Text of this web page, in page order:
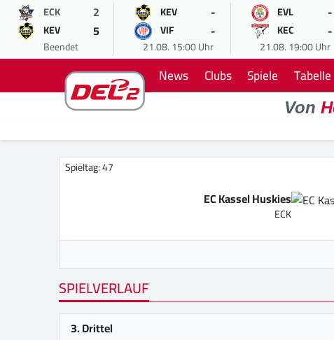
ECK 2
KEV 5
Beendet
KEV -
VIF -
21.08. 15:00 Uhr
EVL -
KEC -
21.08. 19:00 Uhr
News Clubs Spiele Tabelle
Von
Spieltag: 47
EC Kassel Huskies
ECK
SPIELVERLAUF
3. Drittel